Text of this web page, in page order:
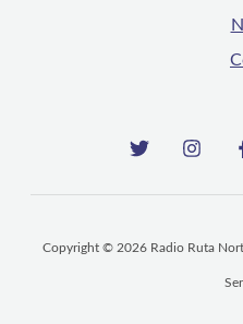
Copyright © 2026 Radio Ruta